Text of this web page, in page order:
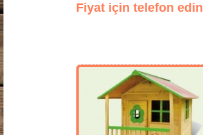
Fiyat için telefon edin